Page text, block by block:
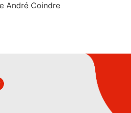
André Coindre